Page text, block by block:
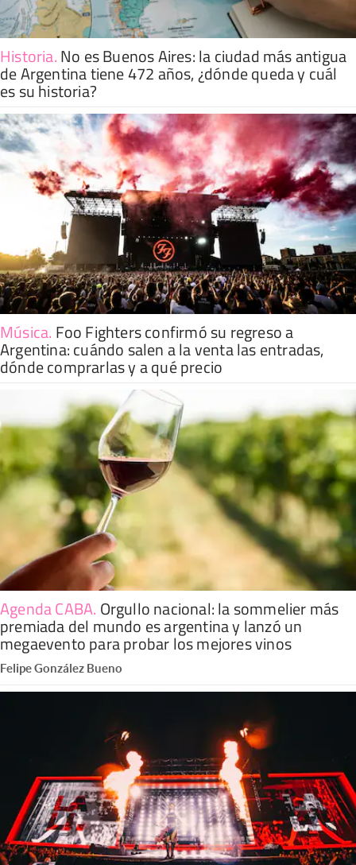
Historia.No es Buenos Aires: la ciudad más antigua
de Argentina tiene 472 años, ¿dónde queda y cuál
es su historia?
Música. Foo Fighters confirmó su regreso a
Argentina: cuándo salen a la venta las entradas,
dónde comprarlas y a qué precio
Agenda CABA. Orgullo nacional: la sommelier más
premiada del mundo es argentina y lanzó un
megaevento para probar los mejores vinos
Felipe González Bueno